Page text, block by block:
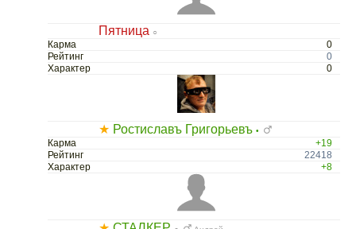
Пятница ○
Карма
0
Рейтинг
0
Характер
0
★ Ростиславъ Григорьевъ •
Карма
+19
Рейтинг
22418
Характер
+8